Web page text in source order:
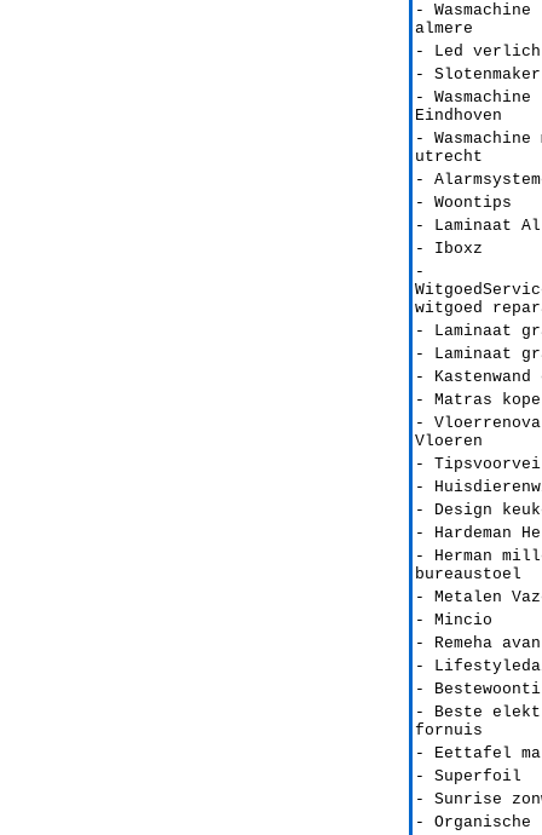
-
almere
- Led
-
-
Eindhoven
- Wasmachine
utrecht
-
- Woontips
- Laminaat
- Iboxz
-
witgoed
- Laminaat
- Laminaat
- Kastenwand
- Matras
-
Vloeren
-
-
- Design
- Hardeman
- Herman
bureaustoel
- Metalen
- Mincio
- Remeha
-
-
- Beste
fornuis
- Eettafel
- Superfoil
- Sunrise
-